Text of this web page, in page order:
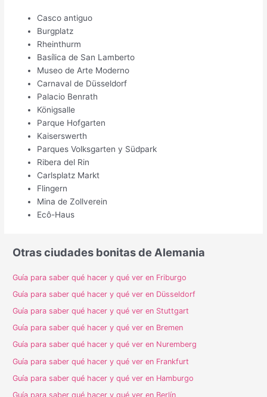
Casco antiguo
Burgplatz
Rheinthurm
Basílica de San Lamberto
Museo de Arte Moderno
Carnaval de Düsseldorf
Palacio Benrath
Königsalle
Parque Hofgarten
Kaiserswerth
Parques Volksgarten y Südpark
Ribera del Rin
Carlsplatz Markt
Flingern
Mina de Zollverein
Ecô-Haus
Otras ciudades bonitas de Alemania
Guía para saber qué hacer y qué ver en Friburgo
Guía para saber qué hacer y qué ver en Düsseldorf
Guía para saber qué hacer y qué ver en Stuttgart
Guía para saber qué hacer y qué ver en Bremen
Guía para saber qué hacer y qué ver en Nuremberg
Guía para saber qué hacer y qué ver en Frankfurt
Guía para saber qué hacer y qué ver en Hamburgo
Guía para saber qué hacer y qué ver en Berlín